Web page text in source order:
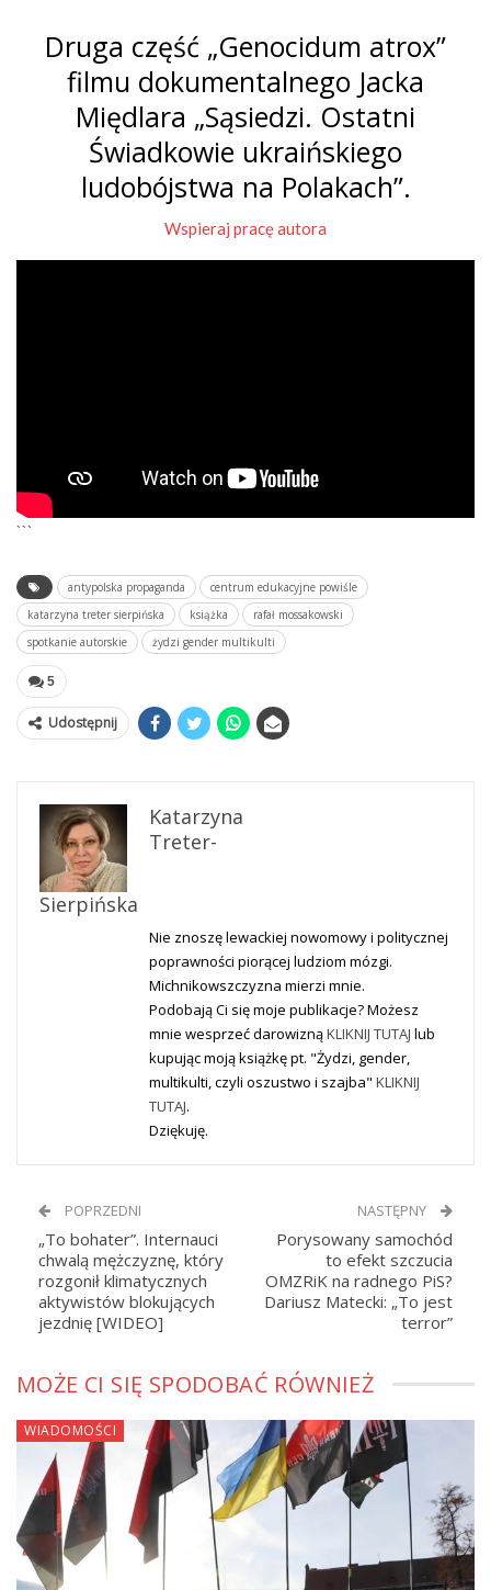
Druga część „Genocidum atrox”
filmu dokumentalnego Jacka
Międlara „Sąsiedzi. Ostatni
Świadkowie ukraińskiego
ludobójstwa na Polakach”.
Wspieraj pracę autora
```
antypolska propaganda
centrum edukacyjne powiśle
katarzyna treter sierpińska
książka
rafał mossakowski
spotkanie autorskie
żydzi gender multikulti
5
Udostępnij
Katarzyna
Treter-
Sierpińska
Nie znoszę lewackiej nowomowy i politycznej
poprawności piorącej ludziom mózgi.
Michnikowszczyzna mierzi mnie.
Podobają Ci się moje publikacje? Możesz
mnie wesprzeć darowiznąKLIKNIJ TUTAJ lub
kupując moją książkę pt. "Żydzi, gender,
multikulti, czyli oszustwo i szajba" KLIKNIJ
TUTAJ.
Dziękuję.
POPRZEDNI
„To bohater”. Internauci
chwalą mężczyznę, który
rozgonił klimatycznych
aktywistów blokujących
jezdnię [WIDEO]
NASTĘPNY
Porysowany samochód
to efekt szczucia
OMZRiK na radnego PiS?
Dariusz Matecki: „To jest
terror”
MOŻE CI SIĘ SPODOBAĆ RÓWNIEŻ
WIADOMOŚCI